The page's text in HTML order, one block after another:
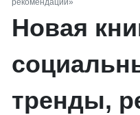
Новая
тренды,